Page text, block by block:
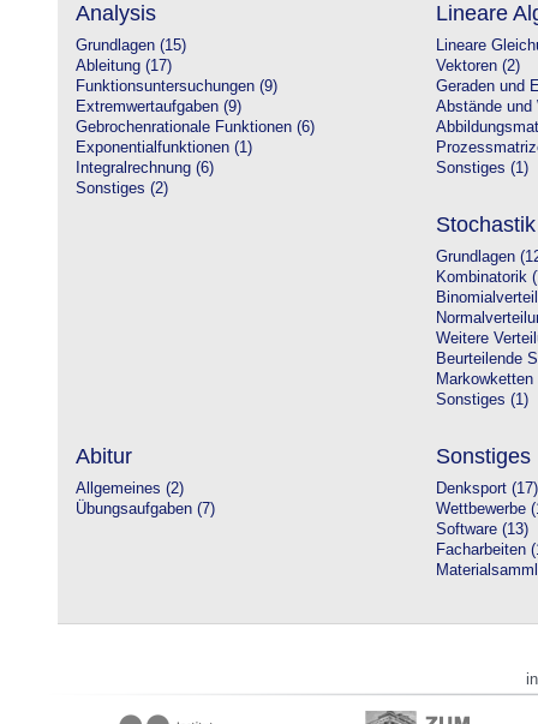
Analysis
Grundlagen (15)
Ableitung (17)
Funktionsuntersuchungen (9)
Extremwertaufgaben (9)
Gebrochenrationale Funktionen (6)
Exponentialfunktionen (1)
Integralrechnung (6)
Sonstiges (2)
Lineare
Lineare
Vektoren (2)
Geraden und
Abstände und
Sonstiges (1)
Stochastik
Grundlagen
Kombinatorik
Weitere
Beurteilende
Markowketten
Sonstiges (1)
Abitur
Allgemeines (2)
Übungsaufgaben (7)
Sonstiges
Denksport (17)
Wettbewerbe
Software (13)
Facharbeiten